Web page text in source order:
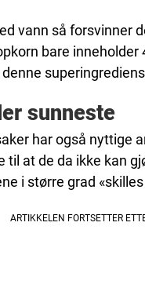
vann så forsvinner
bare inneholder
sunneste
har også nyttige
til at de da ikke kan
i større grad «skilles